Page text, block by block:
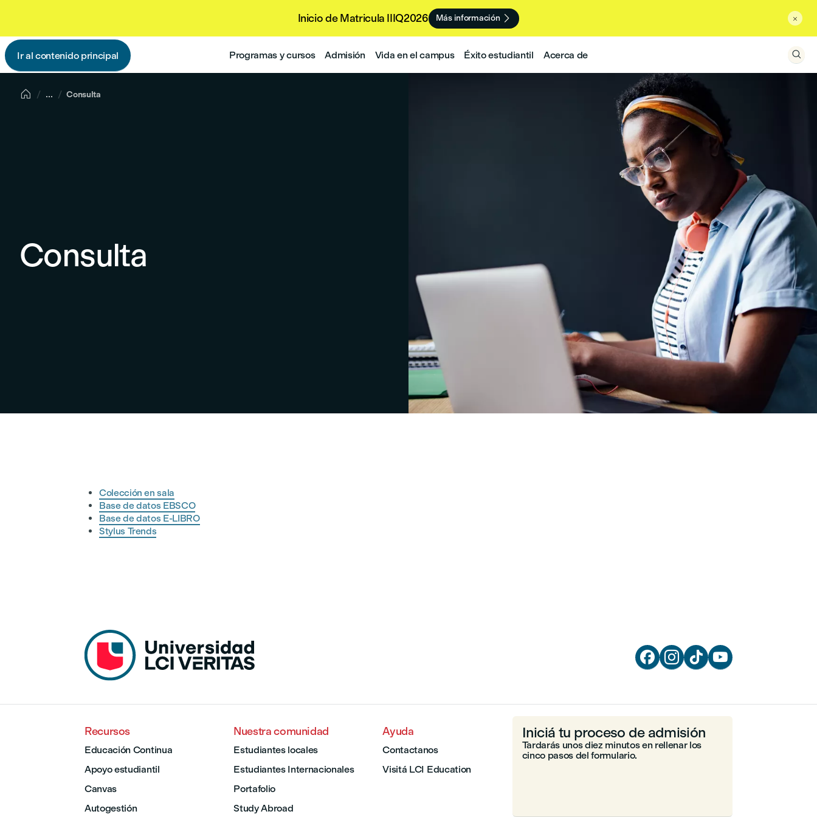
Inicio de Matricula IIIQ2026 Más información 
Ir al contenido principal Programas y cursos Admisión Vida en el campus Éxito estudiantil Acerca de 
 ... Consulta
Consulta
Colección en sala
Base de datos EBSCO
Base de datos E-LIBRO
Stylus Trends
   
Recursos
Educación Continua
Apoyo estudiantil
Canvas
Autogestión
Nuestra comunidad
Estudiantes locales
Estudiantes Internacionales
Portafolio
Study Abroad
Ayuda
Contactanos
Visitá LCI Education
Iniciá tu proceso de admisión
Tardarás unos diez minutos en rellenar los
cinco pasos del formulario.